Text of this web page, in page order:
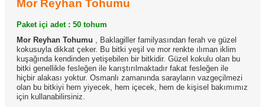
Mor Reyhan Tohumu
Paket içi adet : 50 tohum
Mor Reyhan Tohumu , Baklagiller familyasından ferah ve güzel
kokusuyla dikkat çeker. Bu bitki yeşil ve mor renkte ılıman iklim
kuşağında kendinden yetişebilen bir bitkidir. Güzel kokulu olan bu
bitki genellikle fesleğen ile karıştırılmaktadır fakat fesleğen ile
hiçbir alakası yoktur. Osmanlı zamanında sarayların vazgeçilmezi
olan bu bitkiyi hem yiyecek, hem içecek, hem de kişisel bakımımız
için kullanabilirsiniz.